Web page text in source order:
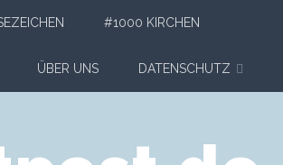
#1000 KIRCHEN
ÜBER UNS DATENSCHUTZ